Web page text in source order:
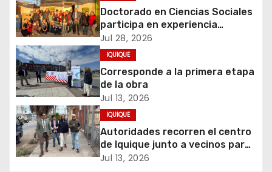
i
ó
n
d
e
e
Doctorado en Ciencias Sociales
participa en experiencia
comunitaria sobre cuidados y
migración
Jul 28, 2026
IQUIQUE
Corresponde a la primera etapa
de la obra
Jul 13, 2026
IQUIQUE
Autoridades recorren el centro
de Iquique junto a vecinos para
abordar problemáticas y
Jul 13, 2026